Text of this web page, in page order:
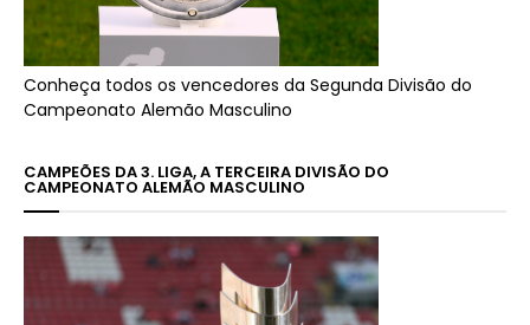
Conheça todos os vencedores da Segunda Divisão do
Campeonato Alemão Masculino
CAMPEÕES DA 3. LIGA, A TERCEIRA DIVISÃO DO
CAMPEONATO ALEMÃO MASCULINO